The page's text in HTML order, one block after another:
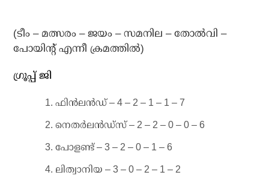
(ടീം – മത്സരം – ജയം – സമനില – തോല്‍വി –
പോയിന്റ് എന്നീ ക്രമത്തില്‍)
ഗ്രൂപ്പ് ജി
ഫിന്‍ലന്‍ഡ് – 4 – 2 – 1 – 1 – 7
നെതര്‍ലന്‍ഡ്‌സ് – 2 – 2 – 0 – 0 – 6
പോളണ്ട് – 3 – 2 – 0 – 1 – 6
ലിത്വാനിയ – 3 – 0 – 2 – 1 – 2